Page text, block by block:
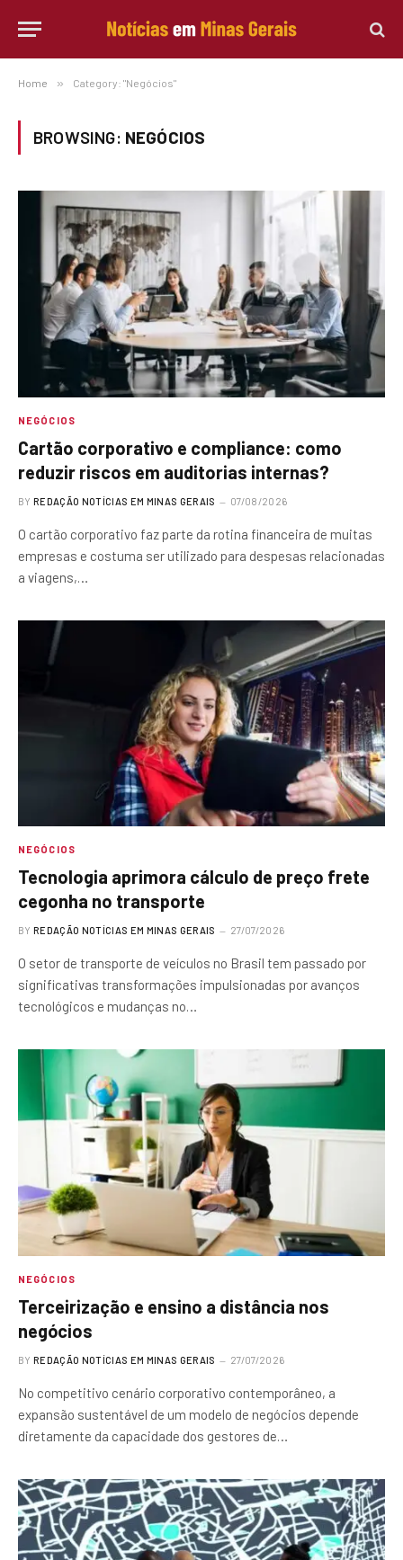
Home » Category: "Negócios"
BROWSING: NEGÓCIOS
NEGÓCIOS
Cartão corporativo e compliance: como
reduzir riscos em auditorias internas?
BY REDAÇÃO NOTÍCIAS EM MINAS GERAIS 07/08/2026
O cartão corporativo faz parte da rotina financeira de muitas
empresas e costuma ser utilizado para despesas relacionadas
a viagens,…
NEGÓCIOS
Tecnologia aprimora cálculo de preço frete
cegonha no transporte
BY REDAÇÃO NOTÍCIAS EM MINAS GERAIS 27/07/2026
O setor de transporte de veículos no Brasil tem passado por
significativas transformações impulsionadas por avanços
tecnológicos e mudanças no…
NEGÓCIOS
Terceirização e ensino a distância nos
negócios
BY REDAÇÃO NOTÍCIAS EM MINAS GERAIS 27/07/2026
No competitivo cenário corporativo contemporâneo, a
expansão sustentável de um modelo de negócios depende
diretamente da capacidade dos gestores de…